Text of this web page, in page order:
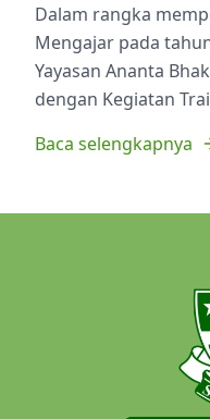
Dalam rangka
Mengajar pada
Yayasan Ananta
dengan Kegiatan
Baca selengkapnya